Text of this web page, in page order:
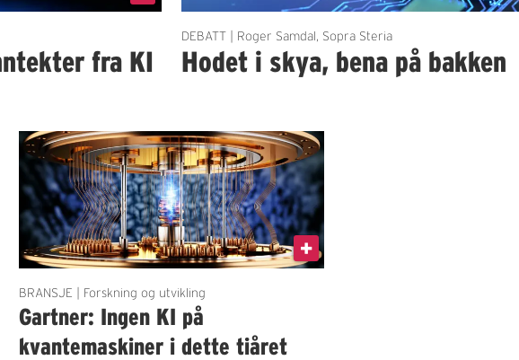
fra KI
DEBATT | Roger Samdal, Sopra Steria
Hodet i skya, bena på bakken
BRANSJE | Forskning og utvikling
Gartner: Ingen KI på
kvantemaskiner i dette tiåret